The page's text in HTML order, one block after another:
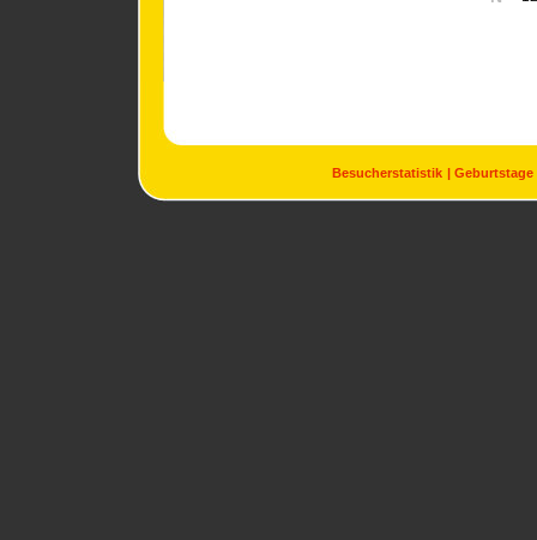
Besucherstatistik Geburtstage